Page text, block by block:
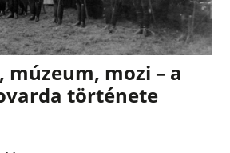
múzeum, mozi – a
története